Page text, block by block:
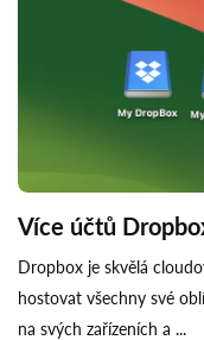
Více účtů
Dropbox je skvělá
hostovat všechny své
na svých zařízeních a ...